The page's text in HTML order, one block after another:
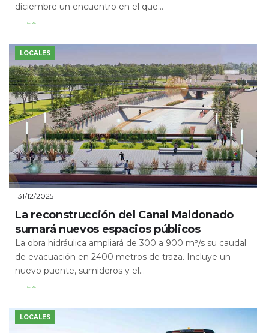
diciembre un encuentro en el que...
Leer Más
LOCALES
31/12/2025
La reconstrucción del Canal Maldonado
sumará nuevos espacios públicos
La obra hidráulica ampliará de 300 a 900 m³/s su caudal
de evacuación en 2400 metros de traza. Incluye un
nuevo puente, sumideros y el...
Leer Más
LOCALES